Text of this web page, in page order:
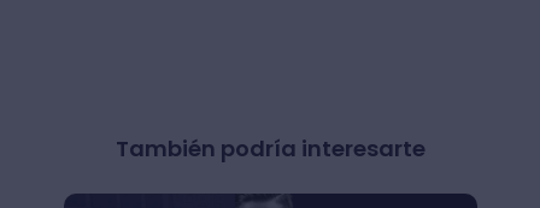
También podría interesarte